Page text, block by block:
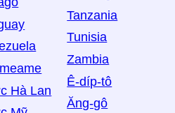
Hà Lan
Tanzania
Tunisia
Zambia
Ê-díp-tô
Ăng-gô